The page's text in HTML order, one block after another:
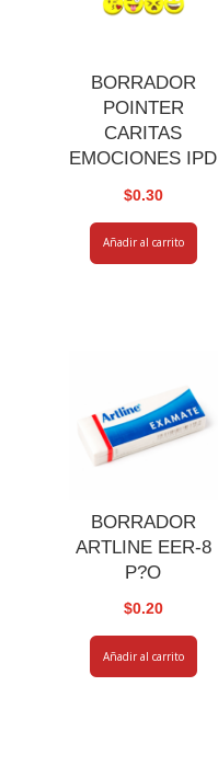
BORRADOR
POINTER
CARITAS
EMOCIONES IPD
$0.30
Añadir al carrito
BORRADOR
ARTLINE EER-8
P?O
$0.20
Añadir al carrito